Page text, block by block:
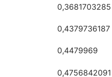
0,3681703285
0,4379736187
0,4479969
0,4756842091